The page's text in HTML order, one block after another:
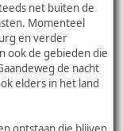
net buiten de
Momenteel
en verder
ook de gebieden die
de nacht
elders in het land